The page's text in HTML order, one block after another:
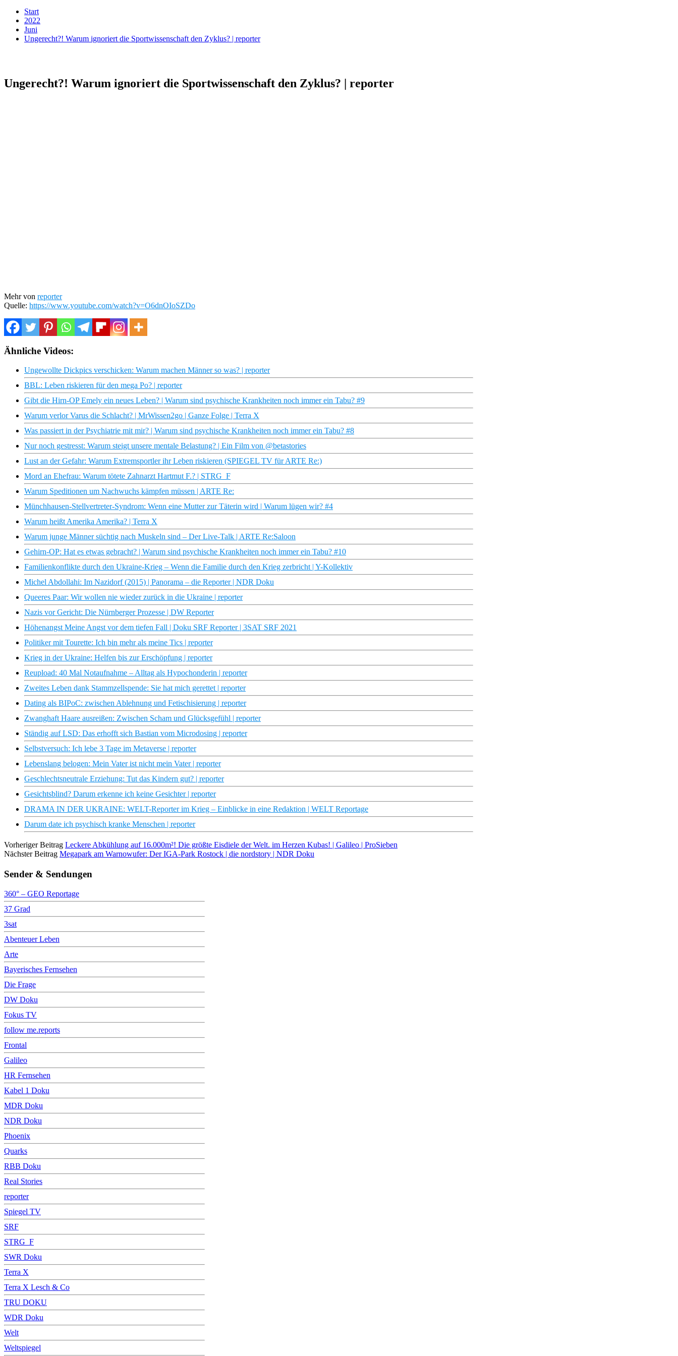
Start
2022
Juni
Ungerecht?! Warum ignoriert die Sportwissenschaft den Zyklus? | reporter
Ungerecht?! Warum ignoriert die Sportwissenschaft den Zyklus? | reporter
Mehr von reporter
Quelle: https://www.youtube.com/watch?v=O6dnOIoSZDo
Ähnliche Videos:
Ungewollte Dickpics verschicken: Warum machen Männer so was? | reporter
BBL: Leben riskieren für den mega Po? | reporter
Gibt die Hirn-OP Emely ein neues Leben? | Warum sind psychische Krankheiten noch immer ein Tabu? #9
Warum verlor Varus die Schlacht? | MrWissen2go | Ganze Folge | Terra X
Was passiert in der Psychiatrie mit mir? | Warum sind psychische Krankheiten noch immer ein Tabu? #8
Nur noch gestresst: Warum steigt unsere mentale Belastung? | Ein Film von @betastories
Lust an der Gefahr: Warum Extremsportler ihr Leben riskieren (SPIEGEL TV für ARTE Re:)
Mord an Ehefrau: Warum tötete Zahnarzt Hartmut F.? | STRG_F
Warum Speditionen um Nachwuchs kämpfen müssen | ARTE Re:
Münchhausen-Stellvertreter-Syndrom: Wenn eine Mutter zur Täterin wird | Warum lügen wir? #4
Warum heißt Amerika Amerika? | Terra X
Warum junge Männer süchtig nach Muskeln sind – Der Live-Talk | ARTE Re:Saloon
Gehirn-OP: Hat es etwas gebracht? | Warum sind psychische Krankheiten noch immer ein Tabu? #10
Familienkonflikte durch den Ukraine-Krieg – Wenn die Familie durch den Krieg zerbricht | Y-Kollektiv
Michel Abdollahi: Im Nazidorf (2015) | Panorama – die Reporter | NDR Doku
Queeres Paar: Wir wollen nie wieder zurück in die Ukraine | reporter
Nazis vor Gericht: Die Nürnberger Prozesse | DW Reporter
Höhenangst Meine Angst vor dem tiefen Fall | Doku SRF Reporter | 3SAT SRF 2021
Politiker mit Tourette: Ich bin mehr als meine Tics | reporter
Krieg in der Ukraine: Helfen bis zur Erschöpfung | reporter
Reupload: 40 Mal Notaufnahme – Alltag als Hypochonderin | reporter
Zweites Leben dank Stammzellspende: Sie hat mich gerettet | reporter
Dating als BIPoC: zwischen Ablehnung und Fetischisierung | reporter
Zwanghaft Haare ausreißen: Zwischen Scham und Glücksgefühl | reporter
Ständig auf LSD: Das erhofft sich Bastian vom Microdosing | reporter
Selbstversuch: Ich lebe 3 Tage im Metaverse | reporter
Lebenslang belogen: Mein Vater ist nicht mein Vater | reporter
Geschlechtsneutrale Erziehung: Tut das Kindern gut? | reporter
Gesichtsblind? Darum erkenne ich keine Gesichter | reporter
DRAMA IN DER UKRAINE: WELT-Reporter im Krieg – Einblicke in eine Redaktion | WELT Reportage
Darum date ich psychisch kranke Menschen | reporter
Vorheriger Beitrag Leckere Abkühlung auf 16.000m²! Die größte Eisdiele der Welt. im Herzen Kubas! | Galileo | ProSieben
Nächster Beitrag Megapark am Warnowufer: Der IGA-Park Rostock | die nordstory | NDR Doku
Sender & Sendungen
360° – GEO Reportage
37 Grad
3sat
Abenteuer Leben
Arte
Bayerisches Fernsehen
Die Frage
DW Doku
Fokus TV
follow me.reports
Frontal
Galileo
HR Fernsehen
Kabel 1 Doku
MDR Doku
NDR Doku
Phoenix
Quarks
RBB Doku
Real Stories
reporter
Spiegel TV
SRF
STRG_F
SWR Doku
Terra X
Terra X Lesch & Co
TRU DOKU
WDR Doku
Welt
Weltspiegel